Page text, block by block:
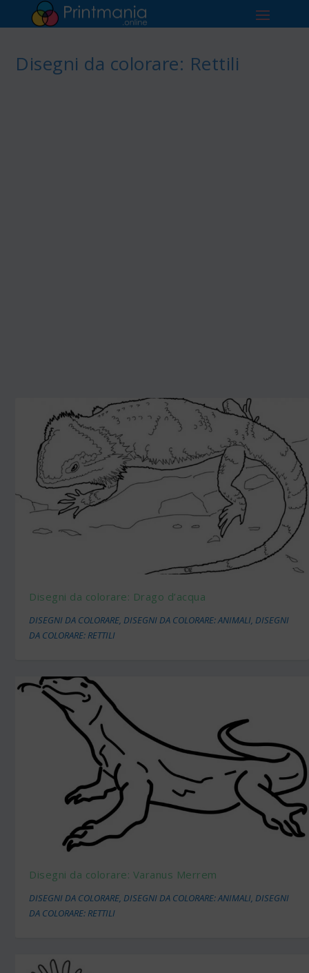
Disegni da colorare: Rettili
Disegni da colorare: Drago d’acqua
DISEGNI DA COLORARE,DISEGNI DA COLORARE: ANIMALI,DISEGNI
DA COLORARE: RETTILI
Disegni da colorare: Varanus Merrem
DISEGNI DA COLORARE,DISEGNI DA COLORARE: ANIMALI,DISEGNI
DA COLORARE: RETTILI